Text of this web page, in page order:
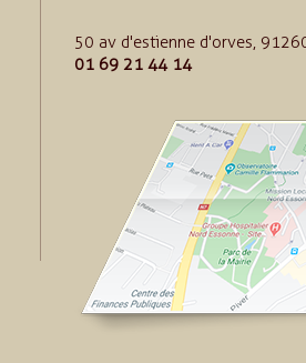
50 av d'estienne d'orves,
01 69 21 44 14